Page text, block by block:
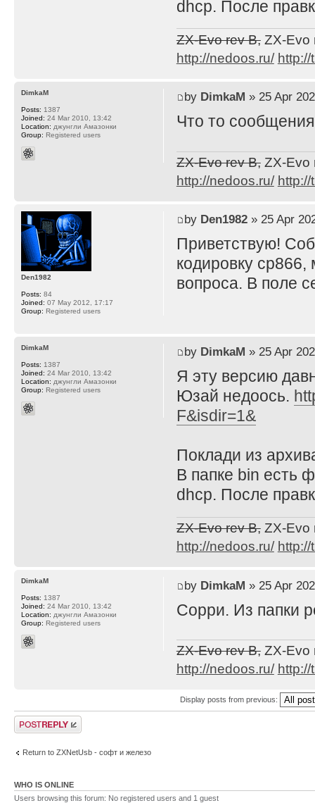
dhcp. После
ZX-Evo rev B,ZX-Evo
http://nedoos.ru/ http://
by DimkaM » 25 Apr
Что то
ZX-Evo rev B,ZX-Evo
http://nedoos.ru/ http://
DimkaM
Posts: 1387
Joined: 24 Mar 2010, 13:42
Location: джунгли Амазонки
Group: Registered users
by Den1982» 25 Apr
Приветствую!
кодировку cp866,
вопроса. В поле
Den1982
Posts: 84
Joined: 07 May 2012, 17:17
Group: Registered users
by DimkaM » 25 Apr
Я эту версию
Юзай недоось.
F&isdir=1&
Поклади из
В папке bin есть
dhcp. После
ZX-Evo rev B,ZX-Evo
http://nedoos.ru/
DimkaM
Posts: 1387
Joined: 24 Mar 2010, 13:42
Location: джунгли Амазонки
Group: Registered users
by DimkaM » 25 Apr
Сорри. Из папки
ZX-Evo rev B,ZX-Evo
http://nedoos.ru/
DimkaM
Posts: 1387
Joined: 24 Mar 2010, 13:42
Location: джунгли Амазонки
Group: Registered users
Display posts from previous:
Post a reply
Return to ZXNetUsb - софт и железо
WHO IS ONLINE
Users browsing this forum: No registered users and 1 guest